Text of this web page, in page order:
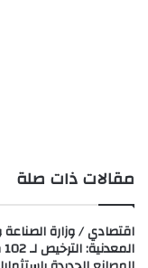
مقالات ذات صلة
اقتصادي / وزارة الصناعة